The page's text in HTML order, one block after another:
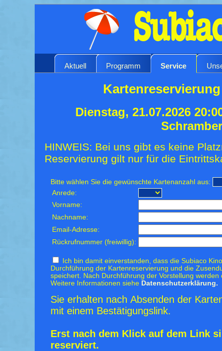
Aktuell Programm Service
Dienstag, 21.07.2026
HINWEIS: Bei uns gibt es keine
Reservierung gilt nur für die
Bitte wählen Sie die gewünschte Kartenanzahl aus:
Anrede:
Vorname:
Nachname:
Email-Adresse:
Rückrufnummer (freiwillig):
Ich bin damit einverstanden, dass die Subiaco
Durchführung der Kartenreservierung und die
speichert. Nach Durchführung der Vorstellung
Weitere Informationen siehe Datenschutzerklärung.
Sie erhalten nach Absenden der
mit einem Bestätigungslink.
Erst nach dem Klick auf dem Link
reserviert.